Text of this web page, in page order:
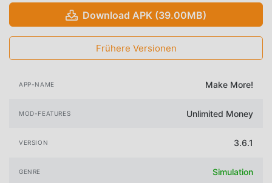
Download APK (39.00MB)
Frühere Versionen
APP-NAME Make More!
MOD-FEATURES Unlimited Money
VERSION 3.6.1
GENRE Simulation